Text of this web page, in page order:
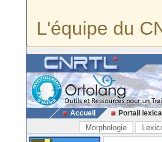
L'équipe du
Accueil Portail lexical
Morphologie